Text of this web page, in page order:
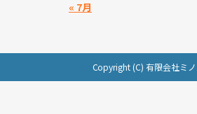
« 7月
Copyright (C) 有限会社ミ